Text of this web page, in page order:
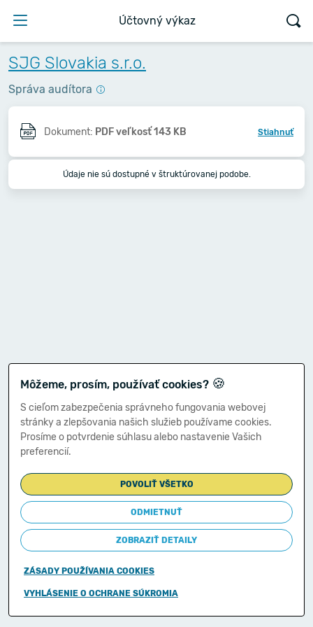
Účtovný výkaz
SJG Slovakia s.r.o.
Správa audítora
Dokument: PDF veľkosť 143 KB Stiahnuť
Údaje nie sú dostupné v štruktúrovanej podobe.
Môžeme, prosím, používať cookies? 🍪
S cieľom zabezpečenia správneho fungovania webovej
stránky a zlepšovania našich služieb používame cookies.
Prosíme o potvrdenie súhlasu alebo nastavenie Vašich
preferencií.
POVOLIŤ VŠETKO
ODMIETNUŤ
ZOBRAZIŤ DETAILY
ZÁSADY POUŽÍVANIA COOKIES
VYHLÁSENIE O OCHRANE SÚKROMIA
Copyright © 2011-2026